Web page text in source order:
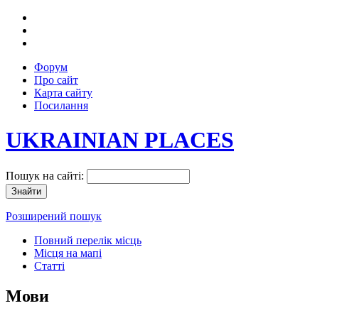
Форум
Про сайт
Карта сайту
Посилання
UKRAINIAN PLACES
Пошук на сайті:
Розширений пошук
Повний перелік місць
Місця на мапі
Статті
Мови